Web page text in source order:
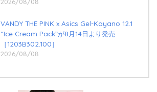
VANDY THE PINK x Asics Gel-Kayano 12.1
“Ice Cream Pack”が8月14日より発売
［1203B302.100］
2026/08/08